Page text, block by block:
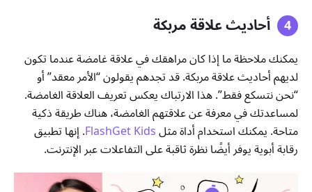
أحاديث علاقة مربكة
يمكنك ملاحظة ما إذا كان مراهقك في علاقة غامضة عندما تكون
لديهم أحاديث علاقة مربكة. قد تجدهم يقولون “الأمر معقد” أو
“نحن نتسكع فقط”. هذا الارتباك يعكس تعريف العلاقة الغامضة.
لمساعدتك في معرفة عن علاقتهم الغامضة، هناك طريقة ذكية
متاحة. يمكنك استخدام أداة مثلFlashGet Kids. إنها تطبيق
رقابة أبوية يوفر أيضًا نظرة ثاقبة على التفاعلات عبر الإنترنت.